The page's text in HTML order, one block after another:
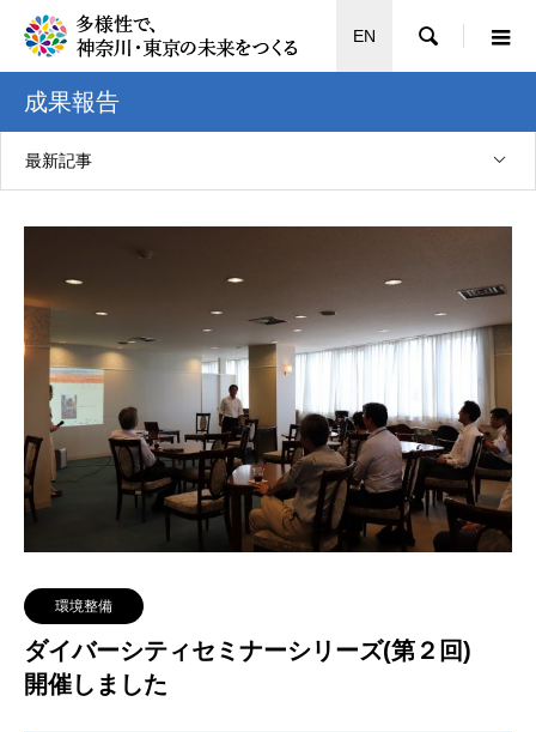

EN
成果報告
最新記事
環境整備
ダイバーシティセミナーシリーズ(第２回)
開催しました